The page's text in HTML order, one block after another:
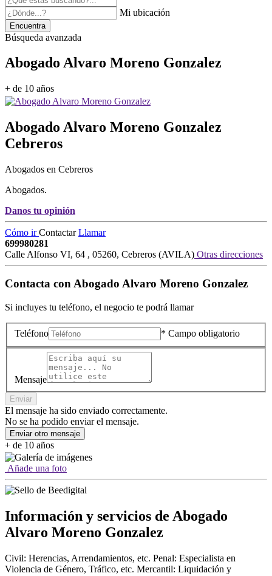
Mi ubicación
Encuentra
Búsqueda avanzada
Abogado Alvaro Moreno Gonzalez
+ de 10 años
Abogado Alvaro Moreno Gonzalez
Cebreros
Abogados en Cebreros
Abogados.
Danos tu opinión
Cómo irContactarLlamar
699980281
Calle Alfonso VI, 64 , 05260, Cebreros (AVILA) Otras direcciones
Contacta conAbogado Alvaro Moreno Gonzalez
Si incluyes tu teléfono, el negocio te podrá llamar
Teléfono * Campo obligatorio
Mensaje
Enviar
El mensaje ha sido enviado correctamente.
No se ha podido enviar el mensaje.
Enviar otro mensaje
+ de 10 años
Añade una foto
Información y servicios de Abogado
Alvaro Moreno Gonzalez
Civil: Herencias, Arrendamientos, etc. Penal: Especialista en
Violencia de Género, Tráfico, etc. Mercantil: Liquidación y